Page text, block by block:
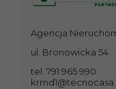
Agencja
ul. Bronowicka 54
tel. 791 965 990